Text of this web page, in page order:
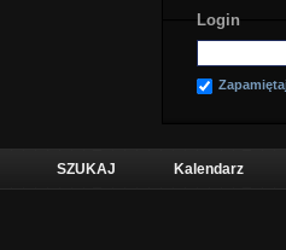
Login
SZUKAJ Kalendarz